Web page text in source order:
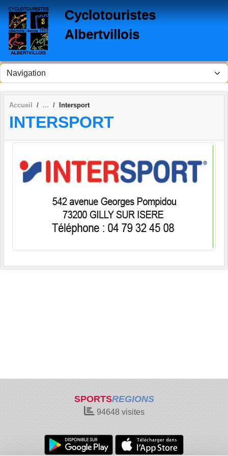
Cyclotouristes
Albertvillois
Accueil Intersport
INTERSPORT
SPORTSREGIONS
94648visites
Panneau de gestion des cookies